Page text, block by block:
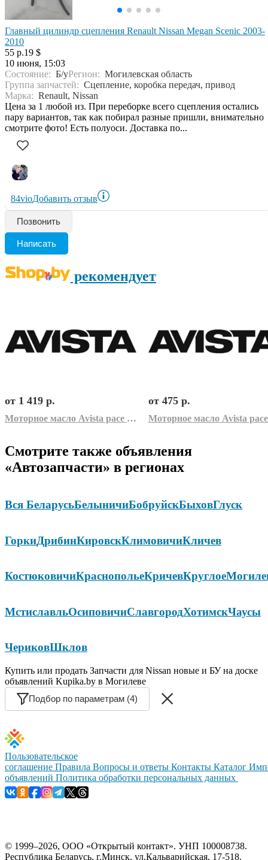
Главный цилиндр сцепления Renault Nissan Megan Scenic 2003-
2010
55 р.19 $
10 июня, 15:03
Состояние: Б/уРегион: Могилевская область
Группа запчастей: Сцепление, коробка передач, привод
Марка: Renault, Nissan
Цена за 1 любой из. При переборке всего сцепления остались
пару вариантов, так как побирал разные пришли, внимательно
смотрите фото! Есть полуоси. Доставка по...
84vioДобавить отзыв
Позвонить
Написать
рекомендует
от 1 419 р.
Моторное масло Avista pace GER 5W-40 (60л)
от 475 р.
Смотрите также объявления
«Автозапчасти» в регионах
Вся БеларусьБелыничиБобруйскБыховГлуск
ГоркиДрибинКировскКлимовичиКличев
КостюковичиКраснопольеКричевКруглое
МстиславльОсиповичиСлавгородХотимскЧаусы
ЧериковШклов
Купить или продать Запчасти для Nissan новые и БУ на доске
объявлений Kupika.by в Могилеве
Подбор по параметрам (4)
Пользовательское
соглашение Правила Вопросы и ответы Контакты Каталог
объявлений Политика обработки персональных данных
© 1999–2026, ООО «Открытый контакт». УНП 100008738.
Республика Беларусь, г.Минск, ул.Кальварийская, 17-518.